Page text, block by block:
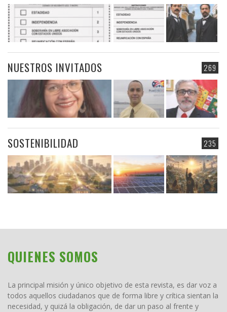
269
NUESTROS INVITADOS
235
SOSTENIBILIDAD
QUIENES SOMOS
La principal misión y único objetivo de esta revista, es dar voz a
todos aquellos ciudadanos que de forma libre y crítica sientan la
necesidad, y quizá la obligación, de dar un paso al frente y